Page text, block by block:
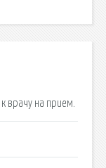
врачу на прием.